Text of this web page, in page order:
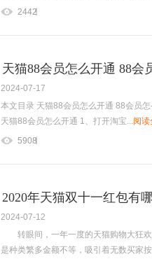
2442
天猫88会员怎么开通 88会
2024-07-17
本文目录 天猫88会员怎么开通 88会员
天猫88会员怎么开通 1、打开淘宝...阅读
5908
2020年天猫双十一红包有
2024-07-12
转眼间，一年一度的天猫购物大狂欢
是种类繁多金额不等，吸引着无数买家